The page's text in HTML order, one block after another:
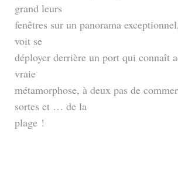
grand leurs
fenêtres sur un panorama
voit se
déployer derrière un port qui connaît
vraie
métamorphose, à deux pas de
sortes et … de la
plage !